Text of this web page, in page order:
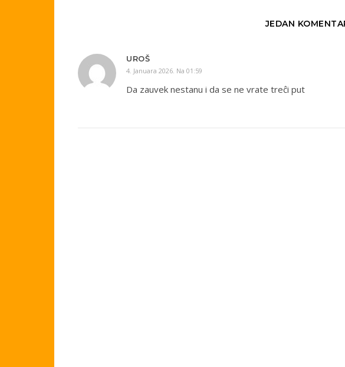
JEDAN
UROŠ
4. Januara 2026. Na 01:59
Da zauvek nestanu i da se ne vrate treĉi put